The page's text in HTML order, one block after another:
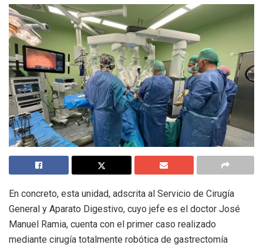
En concreto, esta unidad, adscrita al Servicio de Cirugía
General y Aparato Digestivo, cuyo jefe es el doctor José
Manuel Ramia, cuenta con el primer caso realizado
mediante cirugía totalmente robótica de gastrectomía